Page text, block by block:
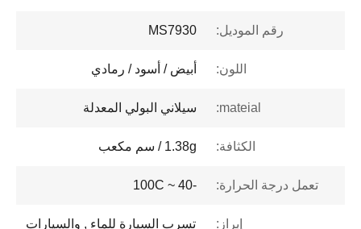
رقم الموديل: MS7930
اللون: أبيض / أسود / رمادي
mateial: سيلاني البولي المعدلة
الكثافة: 1.38g / سم مكعب
تعمل درجة الحرارة: -40 ~ 100C
إبراز:
تسرب السيارة للماء , والسيارات